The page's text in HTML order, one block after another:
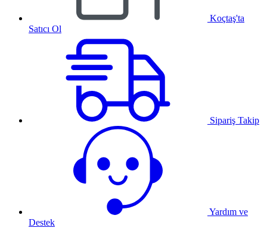
Koçtaş'ta
Satıcı Ol
Sipariş Takip
Yardım ve
Destek